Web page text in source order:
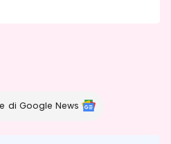
di Google News